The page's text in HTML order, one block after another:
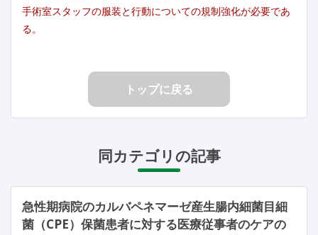
手術室スタッフの服装と行動についての規制強化が必要であ
る。
トップに戻る
同カテゴリの記事
急性期病院のカルバペネマーゼ産生腸内細菌目細
菌（CPE）保菌患者に対する医療従事者のケアの